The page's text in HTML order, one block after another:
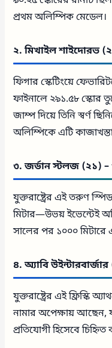
প্রথম অলিম্পিক মেডেল।
২. মিখাইল শাইদোরভ
ফিগার স্কেটিংয়ে
ফাইনালে ২৯১.৫৮ স্কোর
জাম্প দিয়ে তিনি স্বর্ণ
অলিম্পিকে এটি
৩. জর্ডান স্টলজ (২১)
যুক্তরাষ্ট্রের এই তরুণ
মিটার—উভয় ইভেন্টেই
সালের পর ১০০০
৪. অ্যাবি
যুক্তরাষ্ট্রের এই ফ্রিস্কি
নামার অপেক্ষায়
প্রতিযোগী হিসেবে